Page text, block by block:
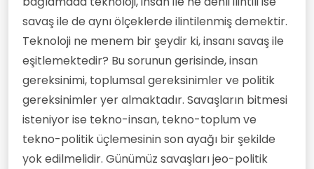
savaş ile de aynı ölçeklerde ilintilenmiş demektir.
Teknoloji ne menem bir şeydir ki, insanı savaş ile
eşitlemektedir? Bu sorunun gerisinde, insan
gereksinimi, toplumsal gereksinimler ve politik
gereksinimler yer almaktadır. Savaşların bitmesi
isteniyor ise tekno-insan, tekno-toplum ve
tekno-politik üçlemesinin son ayağı bir şekilde
yok edilmelidir. Günümüz savaşları jeo-politik